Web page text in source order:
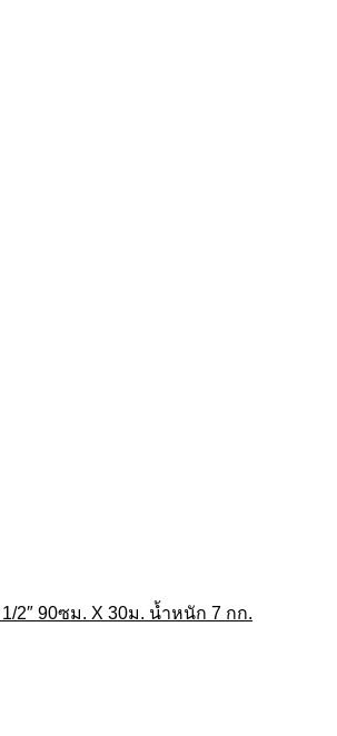
1/2″ 90ซม. X 30ม. น้ำหนัก 7 กก.